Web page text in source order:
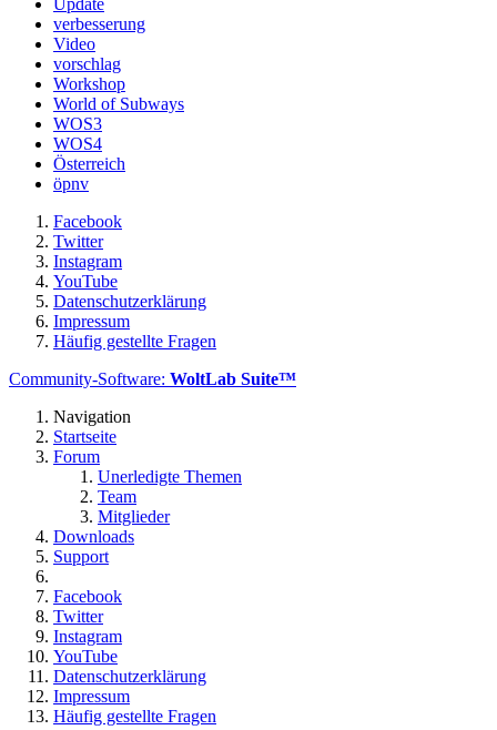
verbesserung
Video
vorschlag
Workshop
World of Subways
WOS3
WOS4
Österreich
öpnv
Facebook
Twitter
Instagram
YouTube
Datenschutzerklärung
Impressum
Häufig gestellte Fragen
Community-Software: WoltLab Suite™
Navigation
Startseite
Forum
Unerledigte Themen
Team
Mitglieder
Downloads
Support
Facebook
Twitter
Instagram
YouTube
Datenschutzerklärung
Impressum
Häufig gestellte Fragen